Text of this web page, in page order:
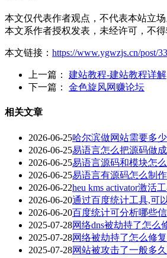
本文仅代表作者观点，不代表本站立场
本文系作者授权发表，未经许可，不得
本文链接： https://www.ygwzjs.cn/post/
上一篇： 建站教程-建站教程详解
下一篇： 金色旋风网赚论坛
相关文章
2026-06-25哈尔滨做网站需要多
2026-06-25易语言怎么把源码做
2026-06-25易语言源码和模块怎
2026-06-25易语言有源码怎么制
2026-06-22heu kms activator激活
2026-06-20通过百度统计工具,可
2026-06-20百度统计可分析哪些
2025-07-28网络dns被劫持了怎么
2025-07-28网络被劫持了怎么修
2025-07-28网站被攻击了一般多